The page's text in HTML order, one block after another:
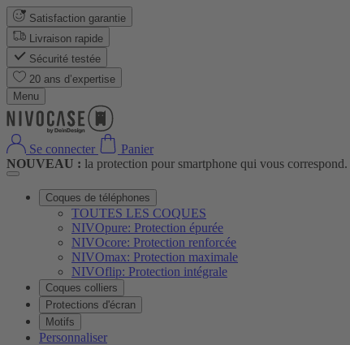
Satisfaction garantie
Livraison rapide
Sécurité testée
20 ans d’expertise
Menu
Se connecter
Panier
NOUVEAU : la protection pour smartphone qui vous correspond.
Coques de téléphones
TOUTES LES COQUES
NIVOpure: Protection épurée
NIVOcore: Protection renforcée
NIVOmax: Protection maximale
NIVOflip: Protection intégrale
Coques colliers
Protections d'écran
Motifs
Personnaliser